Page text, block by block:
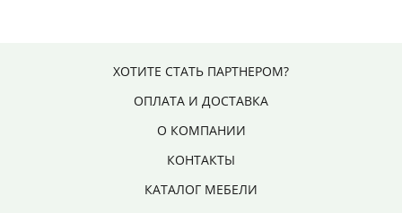
ХОТИТЕ СТАТЬ ПАРТНЕРОМ?
ОПЛАТА И ДОСТАВКА
О КОМПАНИИ
КОНТАКТЫ
КАТАЛОГ МЕБЕЛИ